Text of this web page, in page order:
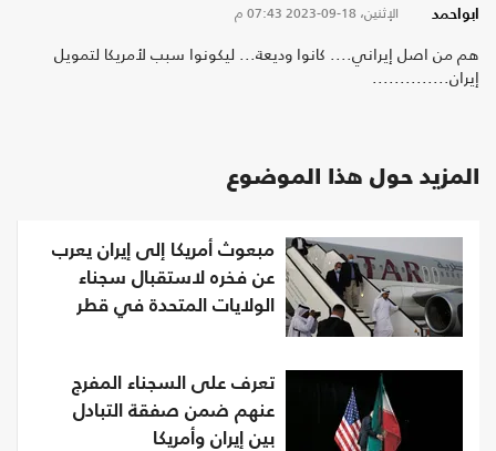
ابواحمد الإثنين، 18-09-2023 07:43 م
هم من اصل إيراني.... كانوا وديعة... ليكونوا سبب لأمريكا لتمويل
إيران..............
المزيد حول هذا الموضوع
مبعوث أمريكا إلى إيران يعرب
عن فخره لاستقبال سجناء
الولايات المتحدة في قطر
تعرف على السجناء المفرج
عنهم ضمن صفقة التبادل
بين إيران وأمريكا